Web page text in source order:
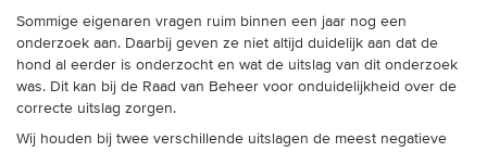
Sommige eigenaren vragen ruim binnen een jaar nog een
onderzoek aan. Daarbij geven ze niet altijd duidelijk aan dat de
hond al eerder is onderzocht en wat de uitslag van dit onderzoek
was. Dit kan bij de Raad van Beheer voor onduidelijkheid over de
correcte uitslag zorgen.
Wij houden bij twee verschillende uitslagen de meest negatieve